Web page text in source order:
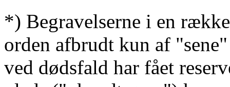
*) Begravelserne i en
orden afbrudt kun af
ved dødsfald har fået